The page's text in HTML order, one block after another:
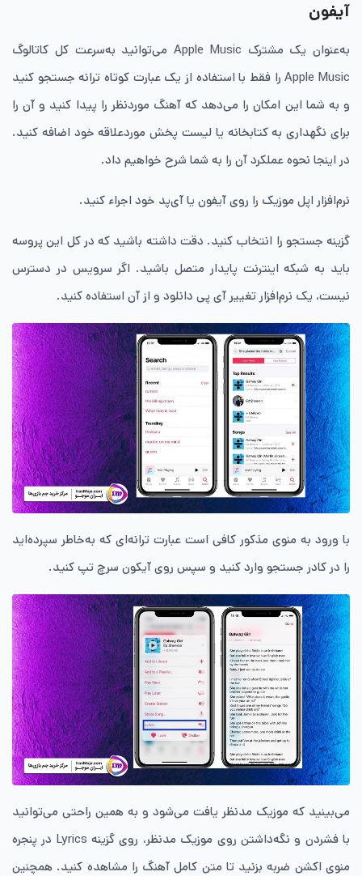
آیفون
به‌عنوان یک مشترک Apple Music می‌توانید به‌سرعت کل کاتالوگ
Apple Music را فقط با استفاده از یک عبارت کوتاه ترانه جستجو کنید
و به شما این امکان را می‌دهد که آهنگ موردنظر را پیدا کنید و آن را
برای نگهداری به کتابخانه یا لیست پخش موردعلاقه خود اضافه کنید.
در اینجا نحوه عملکرد آن را به شما شرح خواهیم داد.
نرم‌افزار اپل موزیک را روی آیفون یا آی‌پد خود اجراء کنید.
گزینه جستجو را انتخاب کنید. دقت داشته باشید که در کل این پروسه
باید به شبکه اینترنت پایدار متصل باشید. اگر سرویس در دسترس
نیست، یک نرم‌افزار تغییر آی پی دانلود و از آن استفاده کنید.
با ورود به منوی مذکور کافی است عبارت ترانه‌ای که به‌خاطر سپرده‌اید
را در کادر جستجو وارد کنید و سپس روی آیکون سرچ تپ کنید.
می‌بینید که موزیک مدنظر یافت می‌شود و به همین راحتی می‌توانید
با فشردن و نگه‌داشتن روی موزیک مدنظر، روی گزینه Lyrics در پنجره
منوی اکشن ضربه بزنید تا متن کامل آهنگ را مشاهده کنید. همچنین